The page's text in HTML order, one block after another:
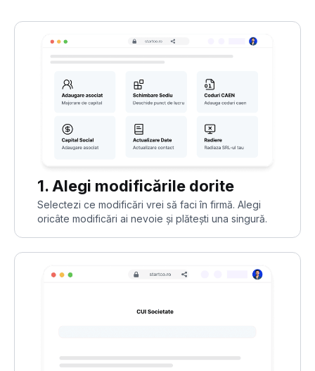
1. Alegi modificările dorite
Selectezi ce modificări vrei să faci în firmă. Alegi
oricâte modificări ai nevoie și plătești una singură.